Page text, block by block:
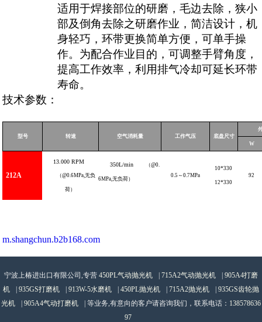
适用于焊接部位的研磨，毛边去除，狭小
部及倒角去除之研磨作业，简洁设计，机
身轻巧，环带更换简单方便，可单手操
作。为配合作业目的，可调整手臂角度，
提高工作效率，利用排气冷却可延长环带
寿命。
技术参数：
型号 转速 空气消耗量 工作气压 底盘尺寸
W
212A
13.000 RPM
（@0.6MPa,无负
荷）
350L/min （@0.
6MPa ,无负荷）
0.5 ～ 0.7MPa
10*330
12*330
92
m.shangchun.b2b168.com
宁波上椿进出口有限公司,专营 450PL气动抛光机 | 715A2气动抛光机 | 905A4打磨
机
| 935GS打磨机 | 913W-5水磨机 | 450PL抛光机 | 715A2抛光机 | 935GS齿轮抛
光机
| 905A4气动打磨机 | 等业务,有意向的客户请咨询我们，联系电话： 138578636
97